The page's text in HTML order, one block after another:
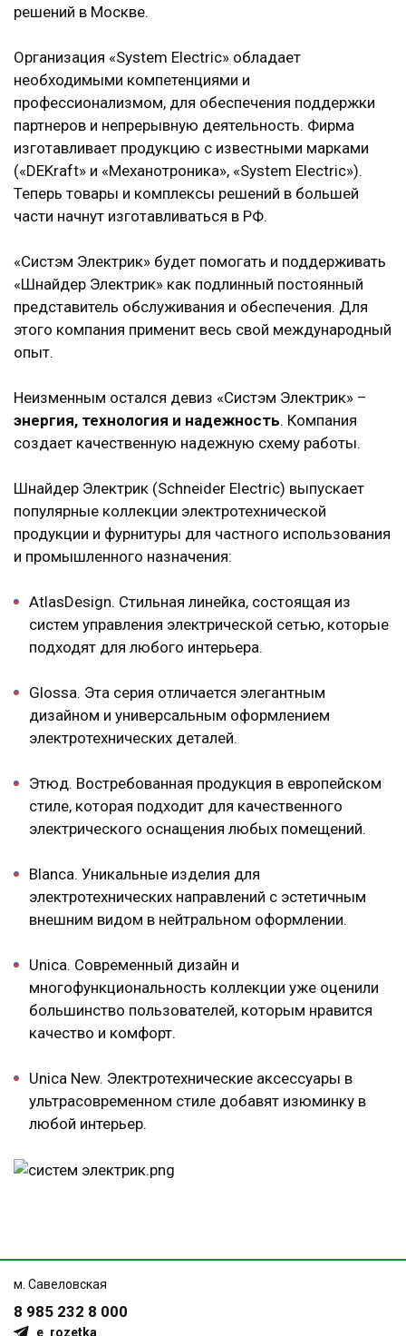
решений в Москве.
Организация «System Electric» обладает
необходимыми компетенциями и
профессионализмом, для обеспечения поддержки
партнеров и непрерывную деятельность. Фирма
изготавливает продукцию с известными марками
(«DEKraft» и «Механотроника», «System Electric»).
Теперь товары и комплексы решений в большей
части начнут изготавливаться в РФ.
«Систэм Электрик» будет помогать и поддерживать
«Шнайдер Электрик» как подлинный постоянный
представитель обслуживания и обеспечения. Для
этого компания применит весь свой международный
опыт.
Неизменным остался девиз «Систэм Электрик» –
энергия, технология и надежность. Компания
создает качественную надежную схему работы.
Шнайдер Электрик (Schneider Electric) выпускает
популярные коллекции электротехнической
продукции и фурнитуры для частного использования
и промышленного назначения:
AtlasDesign. Стильная линейка, состоящая из
систем управления электрической сетью, которые
подходят для любого интерьера.
Glossa. Эта серия отличается элегантным
дизайном и универсальным оформлением
электротехнических деталей.
Этюд. Востребованная продукция в европейском
стиле, которая подходит для качественного
электрического оснащения любых помещений.
Blanca. Уникальные изделия для
электротехнических направлений с эстетичным
внешним видом в нейтральном оформлении.
Unica. Современный дизайн и
многофункциональность коллекции уже оценили
большинство пользователей, которым нравится
качество и комфорт.
Unica New. Электротехнические аксессуары в
ультрасовременном стиле добавят изюминку в
любой интерьер.
м. Савеловская
8 985 232 8 000
e_rozetka